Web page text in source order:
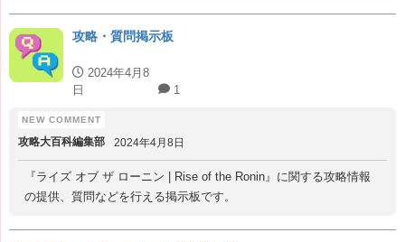
攻略・質問掲示板
2024年4月8
日
1
攻略大百科編集部 2024年4月8日
『ライズ オブ ザ ローニン | Rise of the Ronin』に関する攻略情報
の提供、質問などを行える掲示板です。